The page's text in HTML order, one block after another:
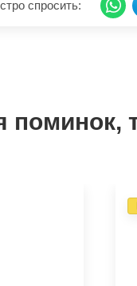
спросить: